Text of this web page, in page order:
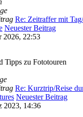
Re: Zeitraffer mit
Neuester Beitrag
2026, 22:53
Tipps zu Fototouren
Re: Kurztrip/Reise
Neuester Beitrag
2023, 14:36